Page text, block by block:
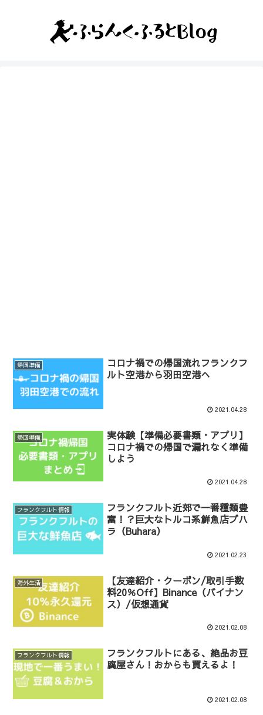
帰国準備
コロナ禍での帰国流れフランクフ
ルト空港から羽田空港へ
2021.04.28
帰国準備
実体験【準備必要書類・アプリ】
コロナ禍での帰国で漏れなく準備
しよう
2021.04.28
フランクフルト情報
フランクフルト近郊で一番種類豊
富！？巨大なトルコ系鮮魚店ブハ
ラ（Buhara）
2021.02.23
海外生活
【友達紹介・クーポン/取引手数
料20％Off】Binance（バイナン
ス）/仮想通貨
2021.02.08
フランクフルト情報
フランクフルトにある、絶品お豆
腐屋さん！おからも買えるよ！
2021.02.08